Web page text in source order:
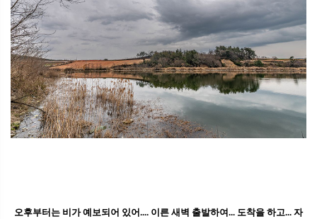
오후부터는 비가 예보되어 있어.... 이른 새벽 출발하여... 도착을 하고... 자